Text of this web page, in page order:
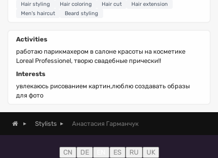
Hair styling
Hair coloring Hair cut
Hair extension
Men's haircut
Beard styling
Activities
работаю парикмахером в салоне красоты на косметике
Loreal Professionel, творю свадебные прически!!
Interests
увлекаюсь рисованием картин,люблю создавать образы
для фото
Stylists Анастасия Гарманчук
CN DE ES RU UK